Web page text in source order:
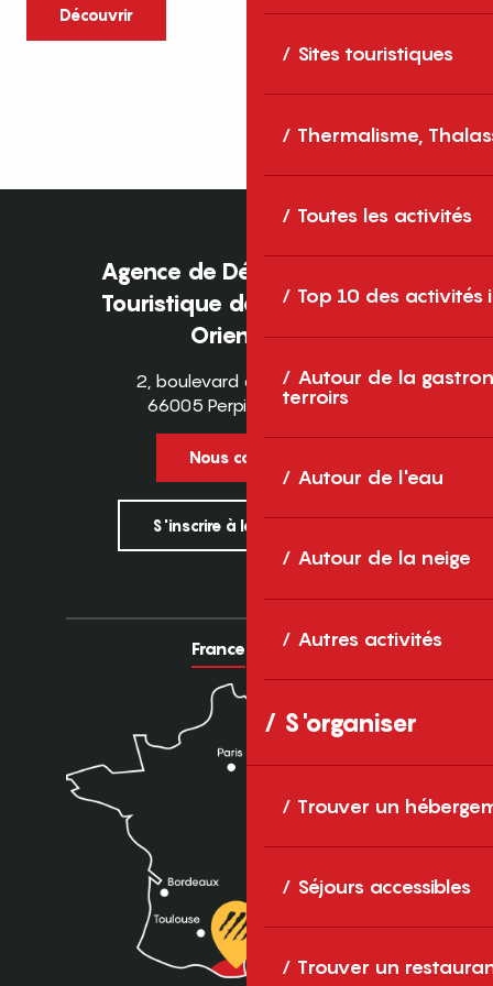
Sites touristiques
Thermalisme,
Toutes les activités
Top 10 des activités
Autour de la
terroirs
Autour de l'eau
Autour de la neige
Autres activités
S'organiser
Trouver un
Séjours accessibles
Trouver un
Découvrir
caractère et grands espaces naturels, les
Pyrénées-Orientales sont une destination
idéale pour partager des moments en
famille tout au long...
Agence de Développement
Touristique des Pyrénées-
Orientales
2, boulevard des Pyrénées
66005 Perpignan Cedex
Nous contacter
S'inscrire à la newsletter
France Europe